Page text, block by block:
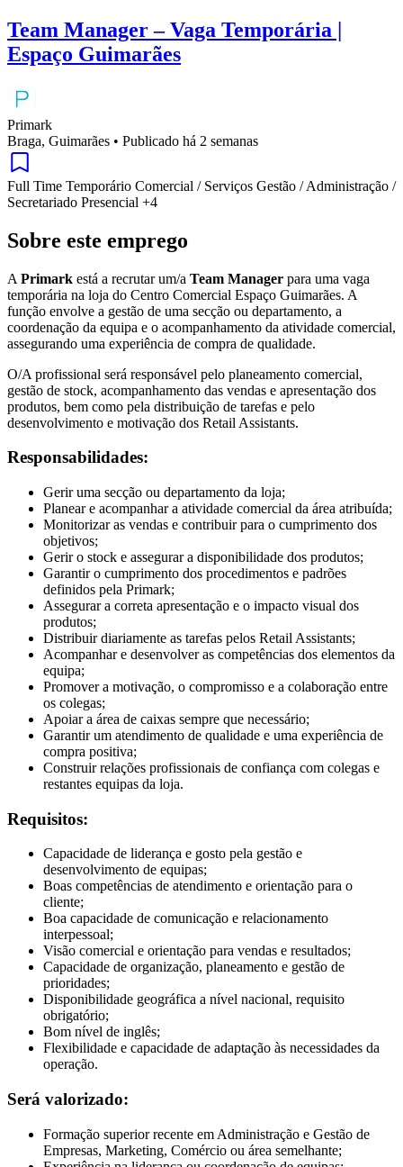
Team Manager – Vaga Temporária |
Espaço Guimarães
Primark
Braga, Guimarães • Publicado há 2 semanas
Full Time Temporário Comercial / Serviços Gestão / Administração /
Secretariado Presencial +4
Sobre este emprego
A Primark está a recrutar um/a Team Manager para uma vaga
temporária na loja do Centro Comercial Espaço Guimarães. A
função envolve a gestão de uma secção ou departamento, a
coordenação da equipa e o acompanhamento da atividade comercial,
assegurando uma experiência de compra de qualidade.
O/A profissional será responsável pelo planeamento comercial,
gestão de stock, acompanhamento das vendas e apresentação dos
produtos, bem como pela distribuição de tarefas e pelo
desenvolvimento e motivação dos Retail Assistants.
Responsabilidades:
Gerir uma secção ou departamento da loja;
Planear e acompanhar a atividade comercial da área atribuída;
Monitorizar as vendas e contribuir para o cumprimento dos
objetivos;
Gerir o stock e assegurar a disponibilidade dos produtos;
Garantir o cumprimento dos procedimentos e padrões
definidos pela Primark;
Assegurar a correta apresentação e o impacto visual dos
produtos;
Distribuir diariamente as tarefas pelos Retail Assistants;
Acompanhar e desenvolver as competências dos elementos da
equipa;
Promover a motivação, o compromisso e a colaboração entre
os colegas;
Apoiar a área de caixas sempre que necessário;
Garantir um atendimento de qualidade e uma experiência de
compra positiva;
Construir relações profissionais de confiança com colegas e
restantes equipas da loja.
Requisitos:
Capacidade de liderança e gosto pela gestão e
desenvolvimento de equipas;
Boas competências de atendimento e orientação para o
cliente;
Boa capacidade de comunicação e relacionamento
interpessoal;
Visão comercial e orientação para vendas e resultados;
Capacidade de organização, planeamento e gestão de
prioridades;
Disponibilidade geográfica a nível nacional, requisito
obrigatório;
Bom nível de inglês;
Flexibilidade e capacidade de adaptação às necessidades da
operação.
Será valorizado:
Formação superior recente em Administração e Gestão de
Empresas, Marketing, Comércio ou área semelhante;